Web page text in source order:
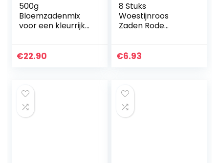
500g
Bloemzadenmix
voor een kleurrijke
nectarrijk
€22.90
8 Stuks
Woestijnroos
Zaden Rode
Binnendecoratie
€6.93